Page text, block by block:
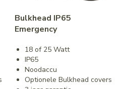
Bulkhead IP65
Emergency
18 of 25 Watt
IP65
Noodaccu
Optionele Bulkhead covers